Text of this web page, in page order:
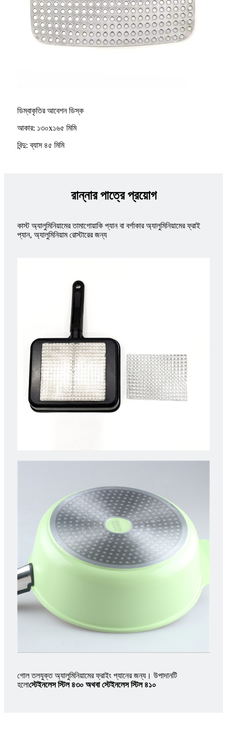
ডিম্বাকৃতির আবেশন ডিস্ক
আকার: ১৩০x১৬৫ মিমি
বিন্দু: ব্যাস ৪৫ মিমি
রান্নার পাত্রে প্রয়োগ
কাস্ট অ্যালুমিনিয়ামের তামাগোয়াকি প্যান বা বর্গাকার অ্যালুমিনিয়ামের ফ্রাই
প্যান, অ্যালুমিনিয়াম রোস্টারের জন্য
গোল তলযুক্ত অ্যালুমিনিয়ামের ফ্রাইং প্যানের জন্য। উপাদানটি
হলোস্টেইনলেস স্টিল ৪৩০ অথবা স্টেইনলেস স্টিল ৪১০